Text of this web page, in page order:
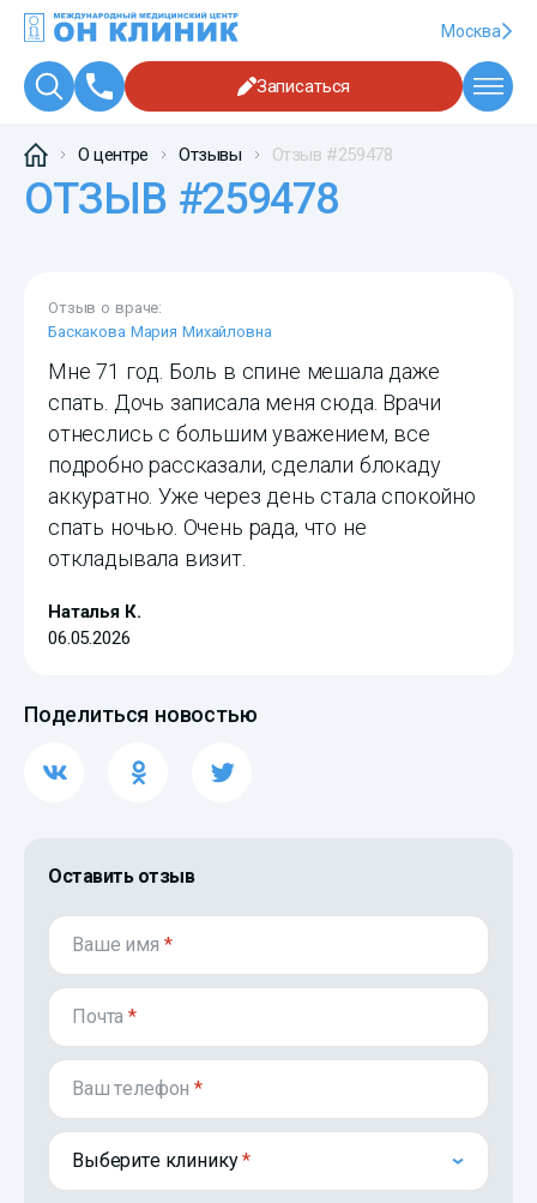
Москва
Записаться
О центре Отзывы Отзыв #259478
ОТЗЫВ #259478
Отзыв о враче:
Баскакова Мария Михайловна
Мне 71 год. Боль в спине мешала даже
спать. Дочь записала меня сюда. Врачи
отнеслись с большим уважением, все
подробно рассказали, сделали блокаду
аккуратно. Уже через день стала спокойно
спать ночью. Очень рада, что не
откладывала визит.
Наталья К.
06.05.2026
Поделиться новостью
Оставить отзыв
Ваше имя *
Почта*
Ваш телефон*
Выберите клинику